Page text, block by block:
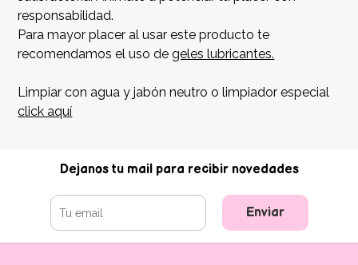
responsabilidad.
Para mayor placer al usar este producto te
recomendamos el uso degeles lubricantes.
Limpiar con agua y jabón neutro o limpiador especial
click aquí
Dejanos tu mail para recibir novedades
Enviar